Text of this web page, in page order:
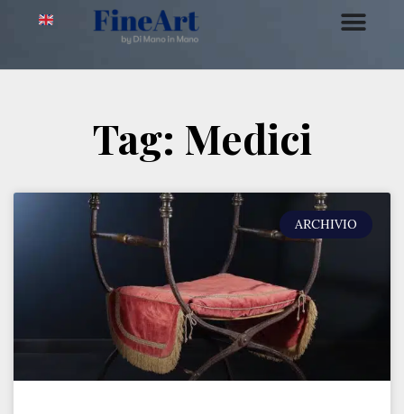
Tag: Medici
ARCHIVIO